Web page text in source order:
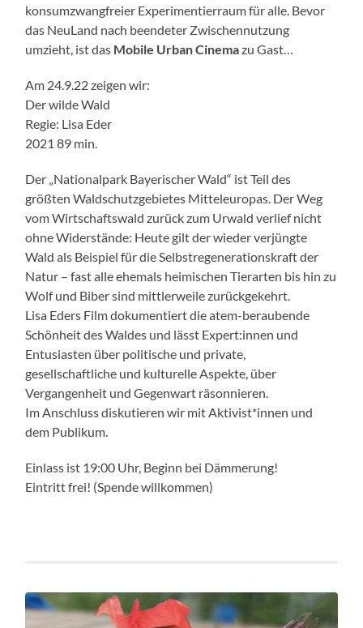
konsumzwangfreier Experimentierraum für alle. Bevor
das NeuLand nach beendeter Zwischennutzung
umzieht, ist das Mobile Urban Cinemazu Gast…
Am 24.9.22 zeigen wir:
Der wilde Wald
Regie: Lisa Eder
2021 89 min.
Der „Nationalpark Bayerischer Wald“ ist Teil des
größten Waldschutzgebietes Mitteleuropas. Der Weg
vom Wirtschaftswald zurück zum Urwald verlief nicht
ohne Widerstände: Heute gilt der wieder verjüngte
Wald als Beispiel für die Selbstregenerationskraft der
Natur – fast alle ehemals heimischen Tierarten bis hin zu
Wolf und Biber sind mittlerweile zurückgekehrt.
Lisa Eders Film dokumentiert die atem-beraubende
Schönheit des Waldes und lässt Expert:innen und
Entusiasten über politische und private,
gesellschaftliche und kulturelle Aspekte, über
Vergangenheit und Gegenwart räsonnieren.
Im Anschluss diskutieren wir mit Aktivist*innen und
dem Publikum.
Einlass ist 19:00 Uhr, Beginn bei Dämmerung!
Eintritt frei! (Spende willkommen)